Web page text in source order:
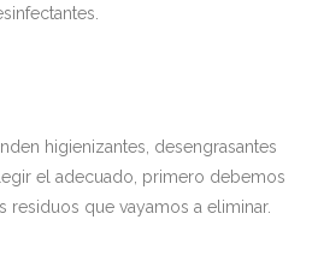
higienizantes, desengrasantes
el adecuado, primero debemos
residuos que vayamos a eliminar.